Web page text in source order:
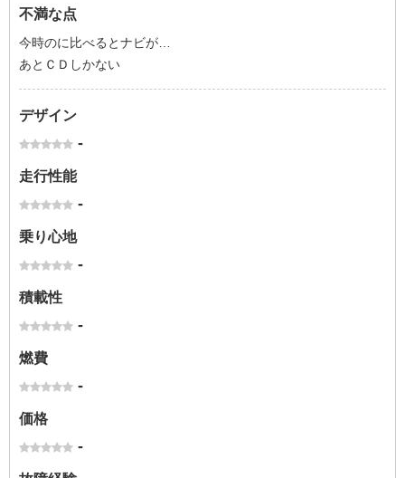
不満な点
今時のに比べるとナビが…
あとＣＤしかない
デザイン
-
走行性能
-
乗り心地
-
積載性
-
燃費
-
価格
-